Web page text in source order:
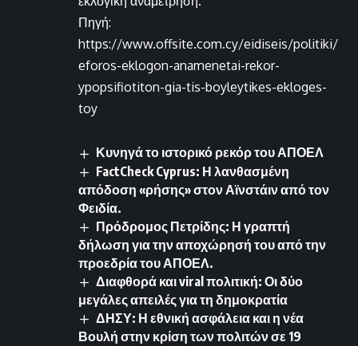
Πηγή:
https://www.offsite.com.cy/eidiseis/politiki/
eforos-eklogon-anamenetai-rekor-
ypopsifiotiton-gia-tis-boyleytikes-ekloges-
toy
Κυνηγά το ιστορικό ρεκόρ του ΑΠΟΕΛ
FactCheck Cyprus: Η λανθασμένη
απόδοση «ρήσης» στον Αϊνστάιν από τον
Φειδία.
Πρόδρομος Πετρίδης: Η γραπτή
δήλωση για την αποχώρησή του από την
προεδρία του ΑΠΟΕΛ.
Διαφθορά και viral πολιτική: Οι δύο
μεγάλες απειλές για τη δημοκρατία
ΔΗΣΥ: Η εθνική ασφάλεια και η νέα
Βουλή στην κρίση των πολιτών σε 19